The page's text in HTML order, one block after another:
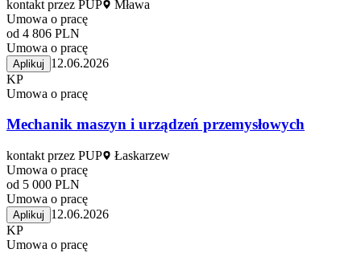
kontakt przez PUP
Mława
Umowa o pracę
od 4 806 PLN
Umowa o pracę
Aplikuj
12.06.2026
KP
Umowa o pracę
Mechanik maszyn i urządzeń przemysłowych
kontakt przez PUP
Łaskarzew
Umowa o pracę
od 5 000 PLN
Umowa o pracę
Aplikuj
12.06.2026
KP
Umowa o pracę